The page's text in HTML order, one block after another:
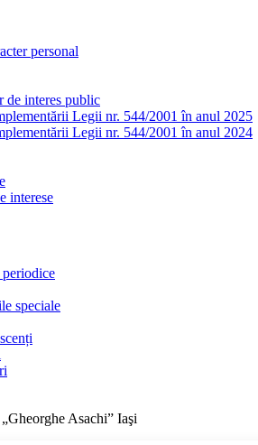
personal
de interes public
Legii nr. 544/2001 în anul 2025
Legii nr. 544/2001 în anul 2024
interese
speciale
Asachi” Iaşi